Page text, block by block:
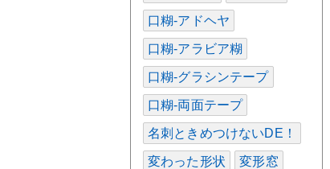
口糊-アドヘヤ
口糊-アラビア糊
口糊-グラシンテープ
口糊-両面テープ
名刺ときめつけないDE！
変わった形状 変形窓